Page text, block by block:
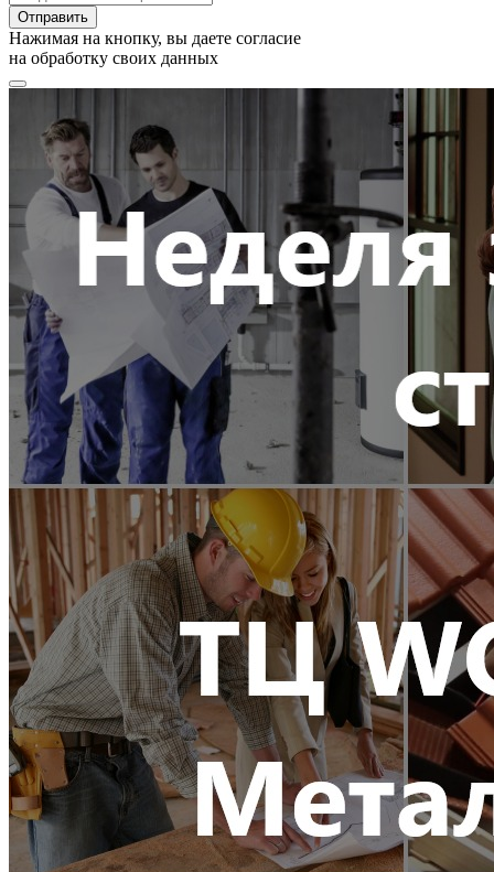
Отправить
Нажимая на кнопку, вы даете согласие
на обработку своих данных